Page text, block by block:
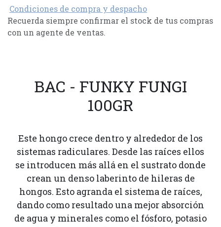
Condiciones de compra y despacho
Recuerda siempre confirmar el stock de tus compras
con un agente de ventas.
BAC - FUNKY FUNGI
100GR
Este hongo crece dentro y alrededor de los
sistemas radiculares. Desde las raíces ellos
se introducen más allá en el sustrato donde
crean un denso laberinto de hileras de
hongos. Esto agranda el sistema de raíces,
dando como resultado una mejor absorción
de agua y minerales como el fósforo, potasio